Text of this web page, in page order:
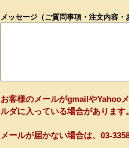
メッセージ（ご質問事項・注文内容・
お客様のメールがgmailやYahoo
ルダに入っている場合があります。
メールが届かない場合は、03-